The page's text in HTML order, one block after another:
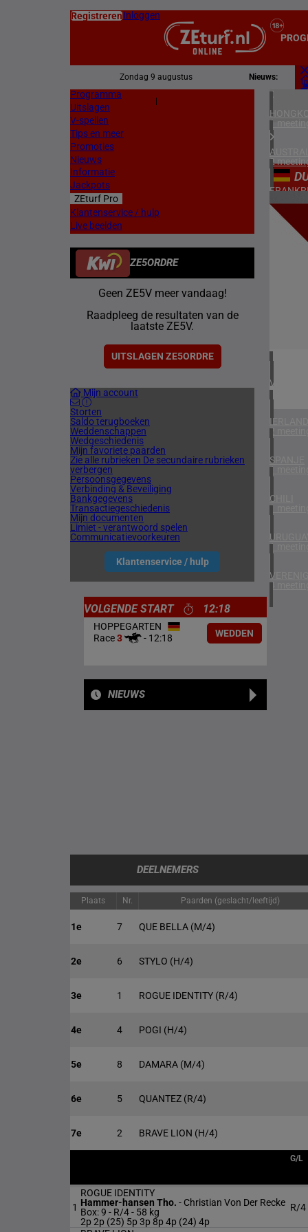
RegistrerenInloggen
Zondag 9 augustus Nieuws:
Programma
Uitslagen
V-spellen
Tips en meer
Promoties
Nieuws
Informatie
Jackpots
ZEturf Pro
Klantenservice / hulp
Live beelden
ZE5ORDRE
Geen ZE5V meer vandaag!
Raadpleeg de resultaten van de
laatste ZE5V.
UITSLAGEN ZE5ORDRE
Mijn account
Storten
Saldo terugboeken
Weddenschappen
Wedgeschiedenis
Mijn favoriete paarden
Zie alle rubrieken De secundaire rubrieken
verbergen
Persoonsgegevens
Verbinding & Beveiliging
Bankgegevens
Transactiegeschiedenis
Mijn documenten
Limiet - verantwoord spelen
Communicatievoorkeuren
Klantenservice / hulp
1
2
1
1
3
IERLAND
2
SPANJE
1
CHILI
1
URUGUAY
1
4
2
12/04/
VOLGENDE START 12:18
HOPPEGARTEN
Race3 - 12:18 WEDDEN
NIEUWS
DEELNEMERS
Plaats Nr. Paarden (geslacht/leeftijd)
1e 7 QUE BELLA (M/4)
2e 6 STYLO (H/4)
3e 1 ROGUE IDENTITY (R/4)
4e 4 POGI (H/4)
5e 8 DAMARA (M/4)
6e 5 QUANTEZ (R/4)
7e 2 BRAVE LION (H/4)
G/L
1
ROGUE IDENTITY
Hammer-hansen Tho. - Christian Von Der Recke
Box: 9 - R/4 - 58 kg
2p 2p (25) 5p 3p 8p 4p (24) 4p
R/4